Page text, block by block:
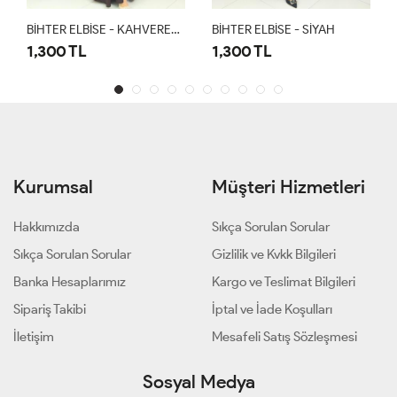
BİHTER ELBİSE - KAHVERENGİ
1,300 TL
BİHTER ELBİSE - SİYAH
1,300 TL
Kurumsal
Hakkımızda
Sıkça Sorulan Sorular
Banka Hesaplarımız
Sipariş Takibi
İletişim
Müşteri Hizmetleri
Sıkça Sorulan Sorular
Gizlilik ve Kvkk Bilgileri
Kargo ve Teslimat Bilgileri
İptal ve İade Koşulları
Mesafeli Satış Sözleşmesi
Sosyal Medya